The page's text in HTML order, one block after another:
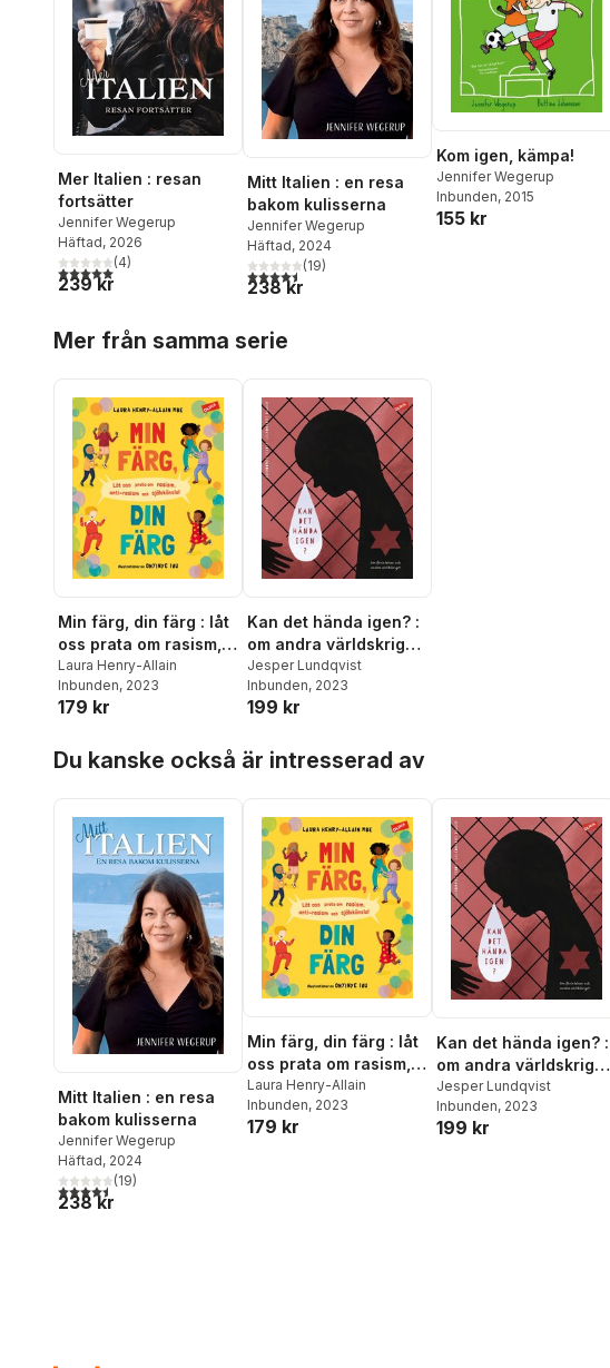
Mer Italien : resan
fortsätter
Jennifer Wegerup
Häftad, 2026
5,0utav 5 stjärnor. Totalt antal röster:
(4)
239 kr
Mitt Italien : en resa
bakom kulisserna
Jennifer Wegerup
Häftad, 2024
4,5utav 5 stjärnor. Totalt antal röster:
(19)
238 kr
Kom igen, kämpa!
Jennifer Wegerup
Inbunden, 2015
155 kr
Mer från samma serie
Min färg, din färg : låt
oss prata om rasism,
antirasism och
självkänsla!
Laura Henry-Allain
Inbunden, 2023
179 kr
Kan det hända igen? :
om andra världskriget
och Förintelsen
Jesper Lundqvist
Inbunden, 2023
199 kr
Du kanske också är intresserad av
Mitt Italien : en resa
bakom kulisserna
Jennifer Wegerup
Häftad, 2024
4,5utav 5 stjärnor. Totalt antal röster:
(19)
238 kr
Min färg, din färg : låt
oss prata om rasism,
antirasism och
självkänsla!
Laura Henry-Allain
Inbunden, 2023
179 kr
Kan det hända igen? :
om andra världskriget
och Förintelsen
Jesper Lundqvist
Inbunden, 2023
199 kr